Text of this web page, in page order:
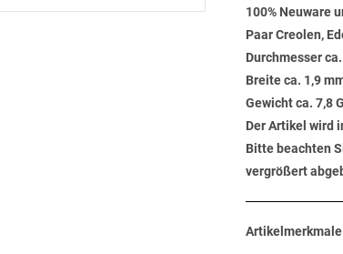
100% Neuware
Paar Creolen,
Durchmesser
Breite ca. 1,9
Gewicht ca. 7,8
Der Artikel wird
Bitte beachten
vergrößert
Artikelmerkmale